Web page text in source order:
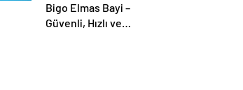
Bigo Elmas Bayi –
Güvenli, Hızlı ve